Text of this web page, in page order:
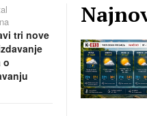
tri nove
o